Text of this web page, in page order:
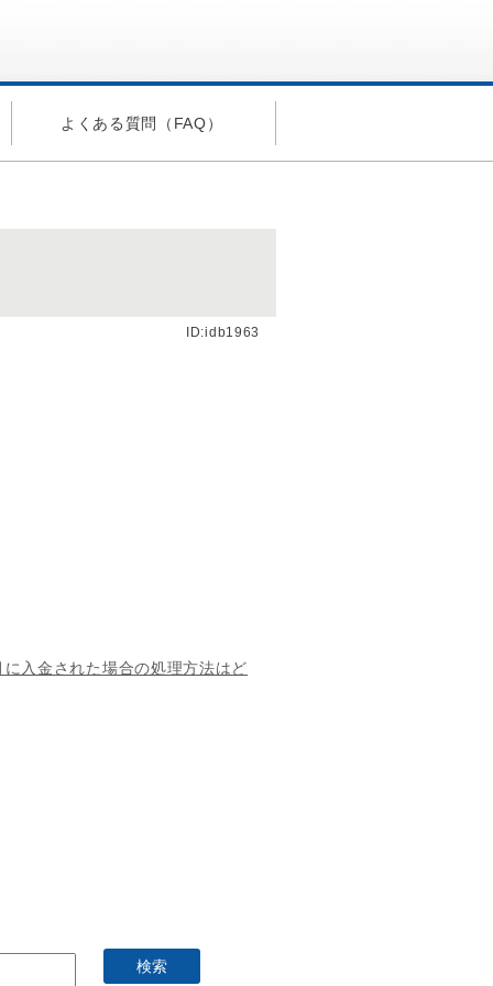
よくある質問（FAQ）
ID:idb1963
入金された場合の処理方法はど